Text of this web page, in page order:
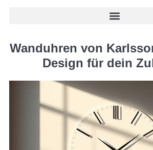
Wanduhren von
Design für dein